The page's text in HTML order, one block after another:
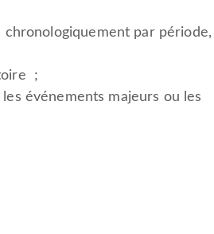
chronologiquement par période,
;
événements majeurs ou les